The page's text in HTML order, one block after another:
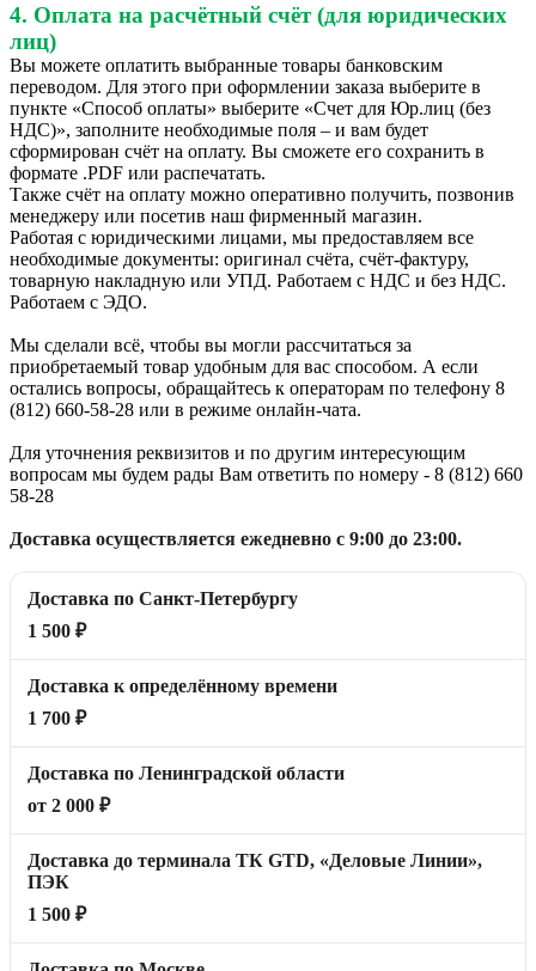
4. Оплата на расчётный счёт (для юридических
лиц)
Вы можете оплатить выбранные товары банковским
переводом. Для этого при оформлении заказа выберите в
пункте «Способ оплаты» выберите «Счет для Юр.лиц (без
НДС)», заполните необходимые поля – и вам будет
сформирован счёт на оплату. Вы сможете его сохранить в
формате .PDF или распечатать.
Также счёт на оплату можно оперативно получить, позвонив
менеджеру или посетив наш фирменный магазин.
Работая с юридическими лицами, мы предоставляем все
необходимые документы: оригинал счёта, счёт-фактуру,
товарную накладную или УПД. Работаем с НДС и без НДС.
Работаем с ЭДО.
Мы сделали всё, чтобы вы могли рассчитаться за
приобретаемый товар удобным для вас способом. А если
остались вопросы, обращайтесь к операторам по телефону 8
(812) 660-58-28 или в режиме онлайн-чата.
Для уточнения реквизитов и по другим интересующим
вопросам мы будем рады Вам ответить по номеру - 8 (812) 660
58-28
Доставка осуществляется ежедневно с 9:00 до 23:00.
Доставка по Санкт-Петербургу
1 500 ₽
Доставка к определённому времени
1 700 ₽
Доставка по Ленинградской области
от 2 000 ₽
Доставка до терминала ТК GTD, «Деловые Линии»,
ПЭК
1 500 ₽